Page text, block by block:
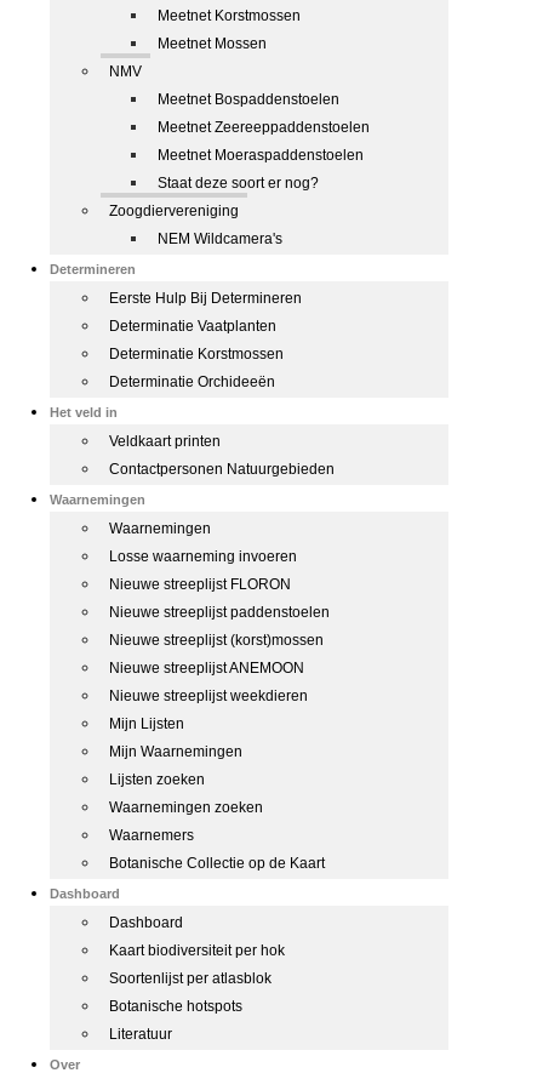
Meetnet Korstmossen
Meetnet Mossen
NMV
Meetnet Bospaddenstoelen
Meetnet Zeereeppaddenstoelen
Meetnet Moeraspaddenstoelen
Staat deze soort er nog?
Zoogdiervereniging
NEM Wildcamera's
Determineren
Eerste Hulp Bij Determineren
Determinatie Vaatplanten
Determinatie Korstmossen
Determinatie Orchideeën
Het veld in
Veldkaart printen
Contactpersonen Natuurgebieden
Waarnemingen
Waarnemingen
Losse waarneming invoeren
Nieuwe streeplijst FLORON
Nieuwe streeplijst paddenstoelen
Nieuwe streeplijst (korst)mossen
Nieuwe streeplijst ANEMOON
Nieuwe streeplijst weekdieren
Mijn Lijsten
Mijn Waarnemingen
Lijsten zoeken
Waarnemingen zoeken
Waarnemers
Botanische Collectie op de Kaart
Dashboard
Dashboard
Kaart biodiversiteit per hok
Soortenlijst per atlasblok
Botanische hotspots
Literatuur
Over